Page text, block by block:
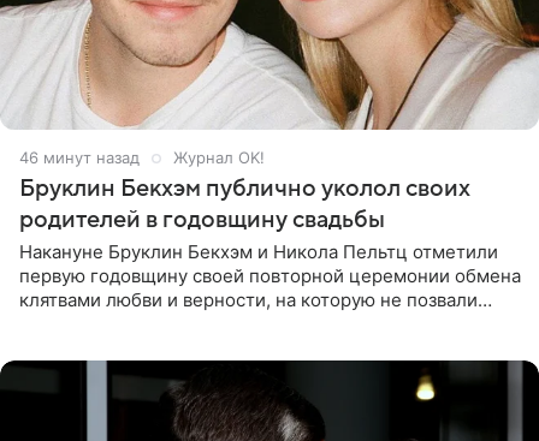
47 минут назад Журнал OK!
Бруклин Бекхэм публично уколол своих
родителей в годовщину свадьбы
Накануне Бруклин Бекхэм и Никола Пельтц отметили
первую годовщину своей повторной церемонии обмена
клятвами любви и верности, на которую не позвали